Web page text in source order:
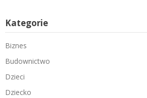
Kategorie
Biznes
Budownictwo
Dzieci
Dziecko